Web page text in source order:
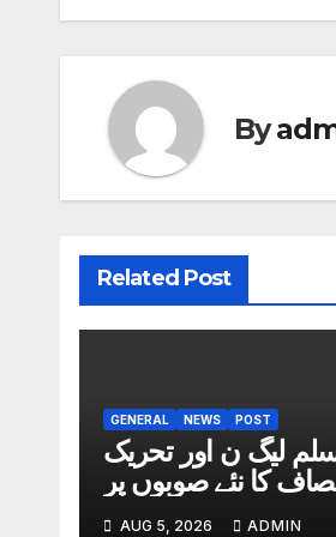
By
Related Post
GENERAL NEWS POST
لیگ ن اور تحریک
کا نئے صوبوں پر
اتفاق
AUG 5, 2026 ADMIN